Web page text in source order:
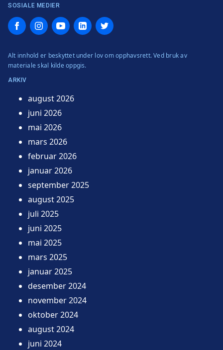
SOSIALE MEDIER
FacebookInstagramYouTubeLinkedInTwitter
Alt innhold er beskyttet under lov om opphavsrett. Ved bruk av
materiale skal kilde oppgis.
ARKIV
august 2026
juni 2026
mai 2026
mars 2026
februar 2026
januar 2026
september 2025
august 2025
juli 2025
juni 2025
mai 2025
mars 2025
januar 2025
desember 2024
november 2024
oktober 2024
august 2024
juni 2024